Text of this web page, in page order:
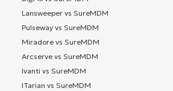
Lansweeper vs SureMDM
Pulseway vs SureMDM
Miradore vs SureMDM
Arcserve vs SureMDM
Ivanti vs SureMDM
ITarian vs SureMDM